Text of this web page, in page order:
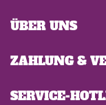
SERVICE-
ÜBER UNS
ZAHLUNG &